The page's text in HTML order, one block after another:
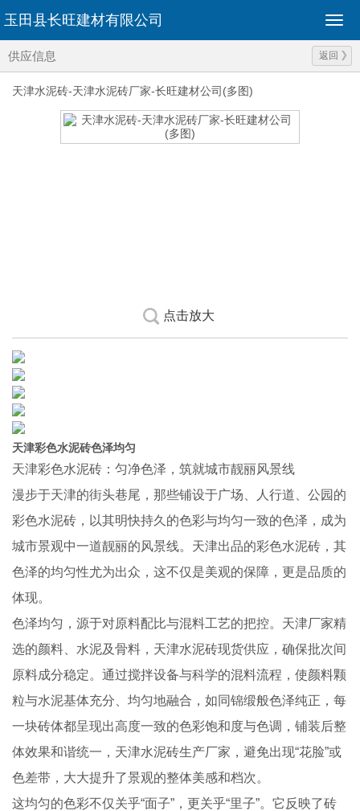
玉田县长旺建材有限公司
供应信息 返回
天津水泥砖-天津水泥砖厂家-长旺建材公司(多图)
点击放大
天津彩色水泥砖色泽均匀
天津彩色水泥砖：匀净色泽，筑就城市靓丽风景线
漫步于天津的街头巷尾，那些铺设于广场、人行道、公园的
彩色水泥砖，以其明快持久的色彩与均匀一致的色泽，成为
城市景观中一道靓丽的风景线。天津出品的彩色水泥砖，其
色泽的均匀性尤为出众，这不仅是美观的保障，更是品质的
体现。
色泽均匀，源于对原料配比与混料工艺的把控。天津厂家精
选的颜料、水泥及骨料，天津水泥砖现货供应，确保批次间
原料成分稳定。通过搅拌设备与科学的混料流程，使颜料颗
粒与水泥基体充分、均匀地融合，如同锦缎般色泽纯正，每
一块砖体都呈现出高度一致的色彩饱和度与色调，铺装后整
体效果和谐统一，天津水泥砖生产厂家，避免出现“花脸”或
色差带，大大提升了景观的整体美感和档次。
这均匀的色彩不仅关乎“面子”，更关乎“里子”。它反映了砖